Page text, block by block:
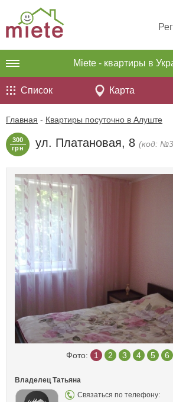
Miete - квартиры в
Список Карта
Главная - Квартиры посуточно в Алуште
300
грн
ул. Платановая, 8 (код:
Фото: 1 2 3 4 5 6
Владелец Татьяна
Связаться по телефону: